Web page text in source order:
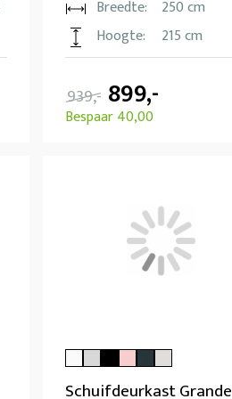
Breedte:
250 cm
Hoogte:
215 cm
939,- 899,-
Bespaar 40,00
Schuifdeurkast Grande